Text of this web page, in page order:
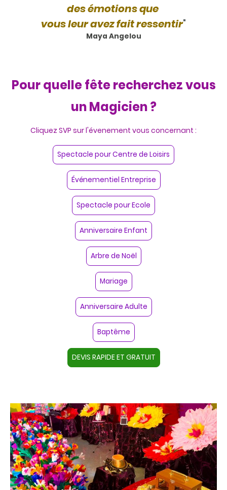
des émotions que
vous leur avez fait ressentir"
Maya Angelou
Pour quelle fête recherchez vous
un Magicien ?
Cliquez SVP sur l'évenement vous concernant :
Spectacle pour Centre de Loisirs
Événementiel Entreprise
Anniversaire Enfant
Spectacle pour Ecole
Arbre de Noël
Mariage
Anniversaire Adulte
Baptême
DEVIS RAPIDE ET GRATUIT